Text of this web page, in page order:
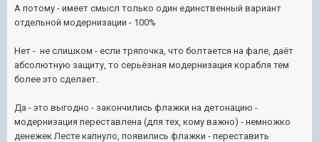
А потому - имеет смысл только один единственный вариант
отдельной модернизации - 100%
Нет - не слишком - если тряпочка, что болтается на фале, даёт
абсолютную защиту, то серьёзная модернизация корабля тем
более это сделает.
Да - это выгодно - закончились флажки на детонацию -
модернизация переставлена (для тех, кому важно) - немножко
денежек Лесте капнуло, появились флажки - переставить